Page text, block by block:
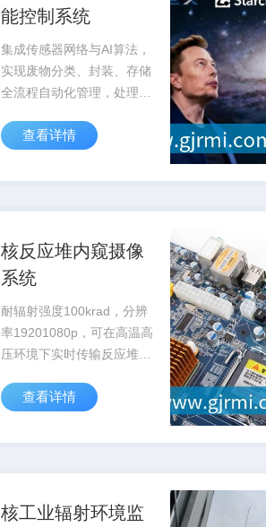
能控制系统
集成传感器网络与AI算法，
实现废物分类、封装、存储
全流程自动化管理，处理效
暴露风险。
查看详情
核反应堆内窥摄像
系统
耐辐射强度100krad，分辨
率19201080p，可在高温高
压环境下实时传输反应堆内
测与维护。
查看详情
核工业辐射环境监